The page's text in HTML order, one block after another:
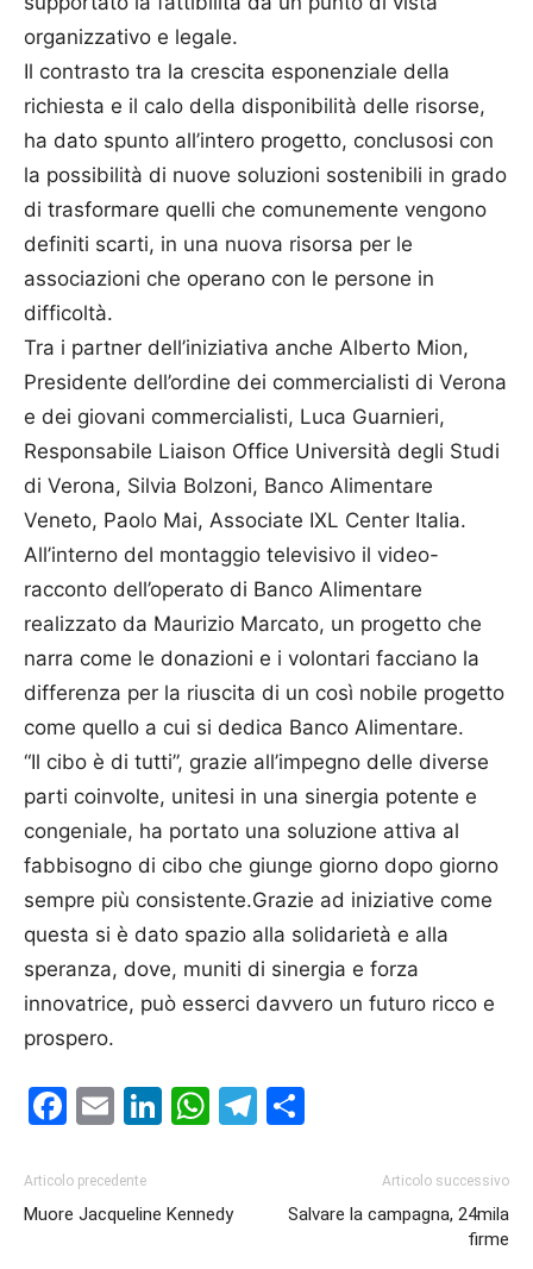
organizzativo e legale.
Il contrasto tra la crescita esponenziale della
richiesta e il calo della disponibilità delle risorse,
ha dato spunto all’intero progetto, conclusosi con
la possibilità di nuove soluzioni sostenibili in grado
di trasformare quelli che comunemente vengono
definiti scarti, in una nuova risorsa per le
associazioni che operano con le persone in
difficoltà.
Tra i partner dell’iniziativa anche Alberto Mion,
Presidente dell’ordine dei commercialisti di Verona
e dei giovani commercialisti, Luca Guarnieri,
Responsabile Liaison Office Università degli Studi
di Verona, Silvia Bolzoni, Banco Alimentare
Veneto, Paolo Mai, Associate IXL Center Italia.
All’interno del montaggio televisivo il video-
racconto dell’operato di Banco Alimentare
realizzato da Maurizio Marcato, un progetto che
narra come le donazioni e i volontari facciano la
differenza per la riuscita di un così nobile progetto
come quello a cui si dedica Banco Alimentare.
“Il cibo è di tutti”, grazie all’impegno delle diverse
parti coinvolte, unitesi in una sinergia potente e
congeniale, ha portato una soluzione attiva al
fabbisogno di cibo che giunge giorno dopo giorno
sempre più consistente.Grazie ad iniziative come
questa si è dato spazio alla solidarietà e alla
speranza, dove, muniti di sinergia e forza
innovatrice, può esserci davvero un futuro ricco e
prospero.
Facebook
EmailLinkedIn
WhatsApp
Telegram
Articolo precedente
Muore Jacqueline Kennedy
Articolo successivo
Salvare la campagna, 24mila
firme